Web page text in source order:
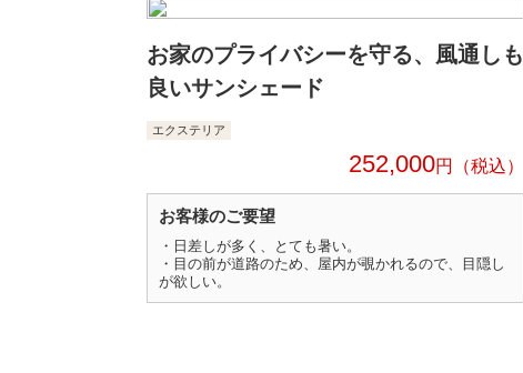
お家のプライバシーを守る、風通しも
良いサンシェード
エクステリア
252,000円
お客様のご要望
・日差しが多く、とても暑い。
・目の前が道路のため、屋内が覗かれるので、目隠し
が欲しい。